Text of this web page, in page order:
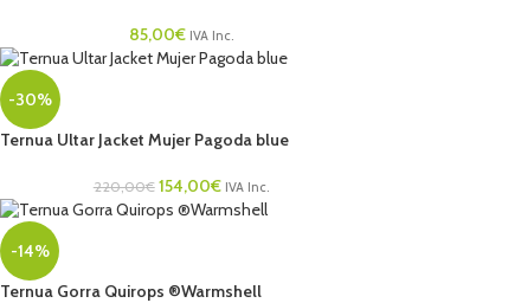
85,00€ IVA Inc.
-30%
Ternua Ultar Jacket Mujer Pagoda blue
220,00€ 154,00€ IVA Inc.
-14%
Ternua Gorra Quirops ®Warmshell